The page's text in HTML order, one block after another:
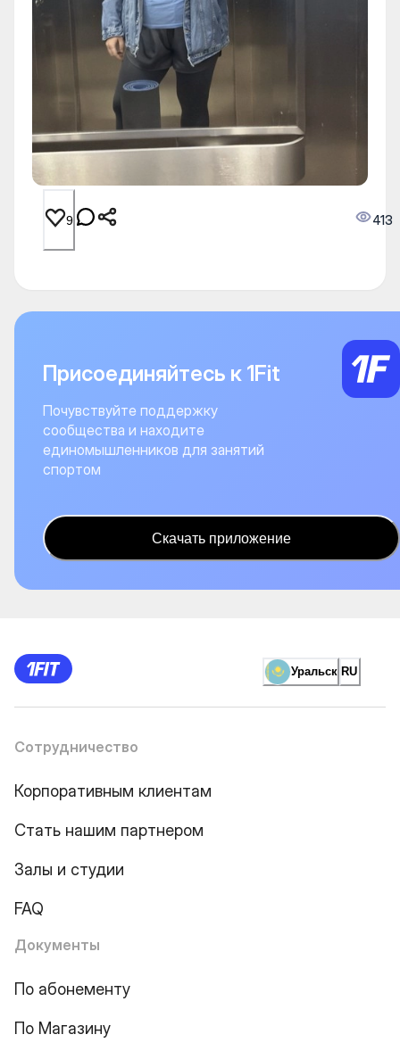
9 413
Присоединяйтесь к 1Fit
Почувствуйте поддержку
сообщества и находите
единомышленников для занятий
спортом
Скачать приложение
Уральск RU
Сотрудничество
Корпоративным клиентам
Стать нашим партнером
Залы и студии
FAQ
Документы
По абонементу
По Магазину